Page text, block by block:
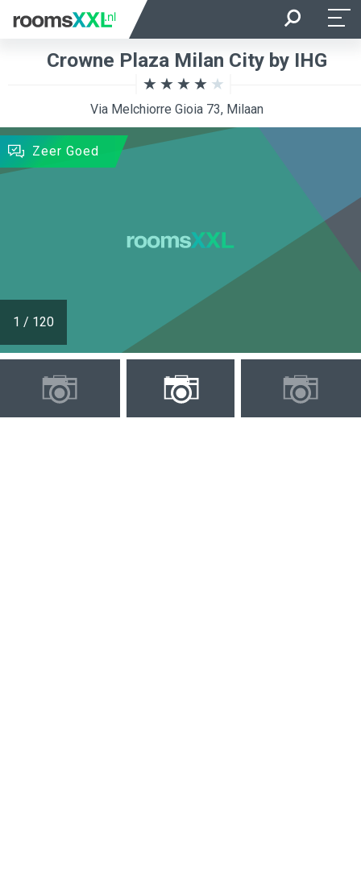
Ligging van de kamer Kamer
ZOEKEN
Crowne Plaza Milan City by IHG
Via Melchiorre Gioia 73, Milaan
1 / 120
Zeer Goed